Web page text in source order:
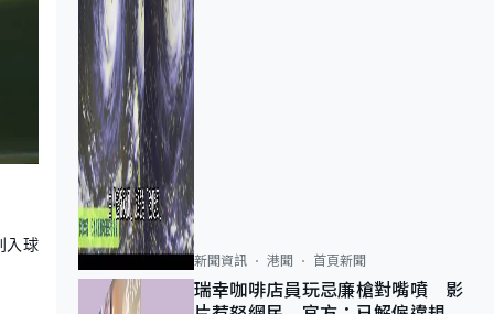
入球
新聞資訊 港聞 首頁新聞
瑞幸咖啡店員玩忌廉槍對嘴噴 影